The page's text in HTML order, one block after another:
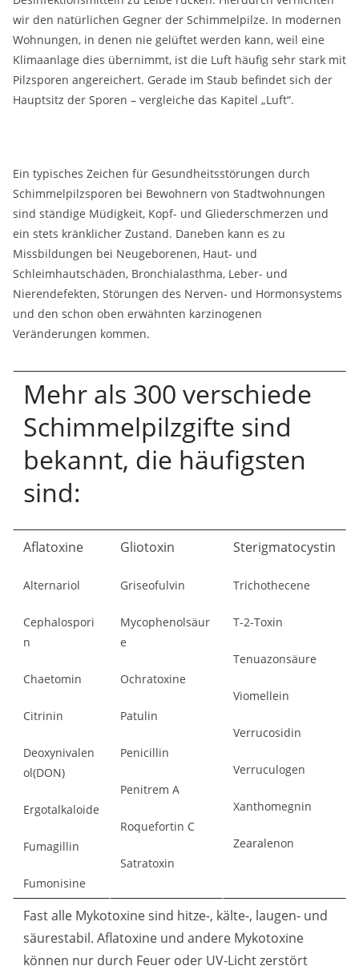
wir den natürlichen Gegner der Schimmelpilze. In modernen
Wohnungen, in denen nie gelüftet werden kann, weil eine
Klimaanlage dies übernimmt, ist die Luft häufig sehr stark mit
Pilzsporen angereichert. Gerade im Staub befindet sich der
Hauptsitz der Sporen – vergleiche das Kapitel „Luft“.
Ein typisches Zeichen für Gesundheitsstörungen durch
Schimmelpilzsporen bei Bewohnern von Stadtwohnungen
sind ständige Müdigkeit, Kopf- und Gliederschmerzen und
ein stets kränklicher Zustand. Daneben kann es zu
Missbildungen bei Neugeborenen, Haut- und
Schleimhautschäden, Bronchialasthma, Leber- und
Nierendefekten, Störungen des Nerven- und Hormonsystems
und den schon oben erwähnten karzinogenen
Veränderungen kommen.
Mehr als 300 verschiede
Schimmelpilzgifte sind
bekannt, die häufigsten
sind:
Aflatoxine
Alternariol
Cephalospori
n
Chaetomin
Citrinin
Deoxynivalen
ol(DON)
Ergotalkaloide
Fumagillin
Fumonisine
Gliotoxin
Griseofulvin
Mycophenolsäur
e
Ochratoxine
Patulin
Penicillin
Penitrem A
Roquefortin C
Satratoxin
Sterigmatocystin
Trichothecene
T-2-Toxin
Tenuazonsäure
Viomellein
Verrucosidin
Verruculogen
Xanthomegnin
Zearalenon
Fast alle Mykotoxine sind hitze-, kälte-, laugen- und
säurestabil. Aflatoxine und andere Mykotoxine
können nur durch Feuer oder UV-Licht zerstört